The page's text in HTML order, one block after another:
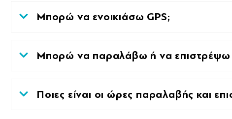
Μπορώ να ενοικιάσω GPS;
Μπορώ να παραλάβω ή να επιστρέψω
Ποιες είναι οι ώρες παραλαβής και